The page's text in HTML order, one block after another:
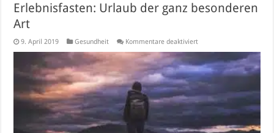
Erlebnisfasten: Urlaub der ganz besonderen
Art
9. April 2019 Gesundheit Kommentare deaktiviertfür
der
ganz